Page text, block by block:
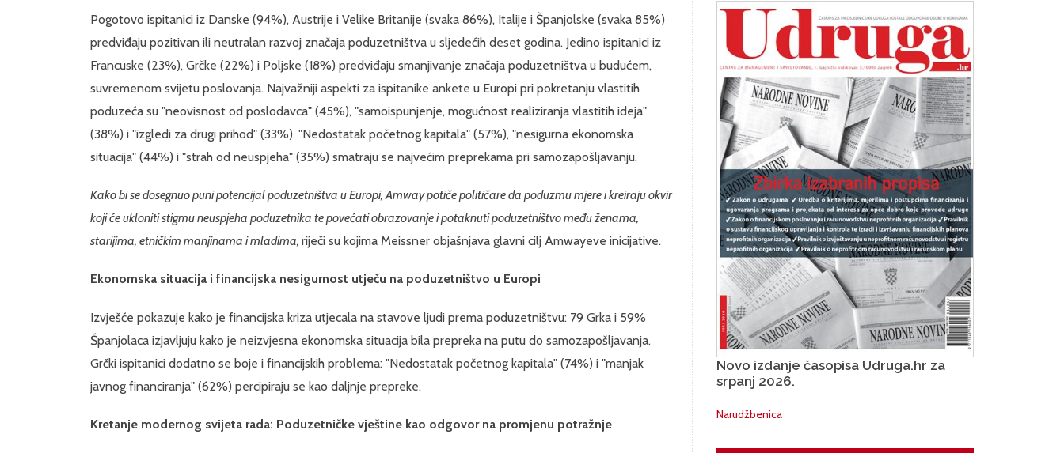
Pogotovo ispitanici iz Danske (94%), Austrije i Velike Britanije (svaka 86%), Italije i Španjolske (svaka 85%)
predviđaju pozitivan ili neutralan razvoj značaja poduzetništva u sljedećih deset godina. Jedino ispitanici iz
Francuske (23%), Grčke (22%) i Poljske (18%) predviđaju smanjivanje značaja poduzetništva u budućem,
suvremenom svijetu poslovanja. Najvažniji aspekti za ispitanike ankete u Europi pri pokretanju vlastitih
poduzeća su "neovisnost od poslodavca" (45%), "samoispunjenje, mogućnost realiziranja vlastitih ideja"
(38%) i "izgledi za drugi prihod" (33%). "Nedostatak početnog kapitala" (57%), "nesigurna ekonomska
situacija" (44%) i "strah od neuspjeha" (35%) smatraju se najvećim preprekama pri samozapošljavanju.
Kako bi se dosegnuo puni potencijal poduzetništva u Europi, Amway potiče političare da poduzmu mjere i kreiraju okvir
koji će ukloniti stigmu neuspjeha poduzetnika te povećati obrazovanje i potaknuti poduzetništvo među ženama,
starijima, etničkim manjinama i mladima, riječi su kojima Meissner objašnjava glavni cilj Amwayeve inicijative.
Ekonomska situacija i financijska nesigurnost utječu na poduzetništvo u Europi
Izvješće pokazuje kako je financijska kriza utjecala na stavove ljudi prema poduzetništvu: 79 Grka i 59%
Španjolaca izjavljuju kako je neizvjesna ekonomska situacija bila prepreka na putu do samozapošljavanja.
Grčki ispitanici dodatno se boje i financijskih problema: "Nedostatak početnog kapitala" (74%) i "manjak
javnog financiranja" (62%) percipiraju se kao daljnje prepreke.
Kretanje modernog svijeta rada: Poduzetničke vještine kao odgovor na promjenu potražnje
Novo izdanje časopisa Udruga.hr za
srpanj 2026.
Narudžbenica